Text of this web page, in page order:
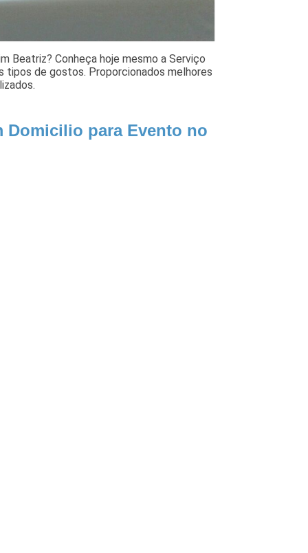
Beatriz? Conheça hoje mesmo a Serviço
tipos de gostos. Proporcionados melhores
Domicilio para Evento no